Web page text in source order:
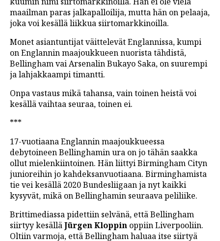
maailman paras jalkapalloilija, mutta hän on pelaaja,
joka voi kesällä liikkua siirtomarkkinoilla.
Monet asiantuntijat väittelevät Englannissa, kumpi
on Englannin maajoukkueen nuorista tähdistä,
Bellingham vai Arsenalin Bukayo Saka, on suurempi
ja lahjakkaampi timantti.
Onpa vastaus mikä tahansa, vain toinen heistä voi
kesällä vaihtaa seuraa, toinen ei.
***
17-vuotiaana Englannin maajoukkueessa
debytoineen Bellinghamin ura on jo tähän saakka
ollut mielenkiintoinen. Hän liittyi Birmingham Cityn
junioreihin jo kahdeksanvuotiaana. Birminghamista
tie vei kesällä 2020 Bundesliigaan ja nyt kaikki
kysyvät, mikä on Bellinghamin seuraava peliliike.
Brittimediassa pidettiin selvänä, että Bellingham
siirtyy kesälläJürgen Kloppin oppiin Liverpooliin.
Oltiin varmoja, että Bellingham haluaa itse siirtyä